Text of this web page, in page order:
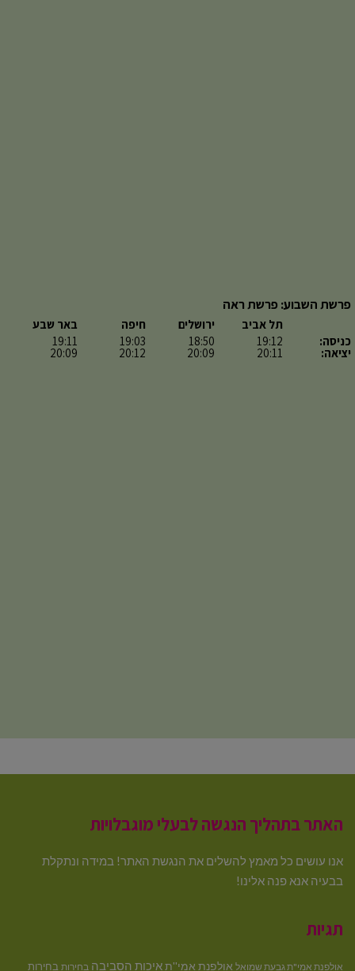
פרשת השבוע: פרשת ראה
כניסה:
יציאה:
תל אביב
19:12
20:11
ירושלים
18:50
20:09
חיפה
19:03
20:12
באר שבע
19:11
20:09
האתר בתהליך הנגשה לבעלי מוגבלויות
אנו עושים כל מאמץ להשלים את הנגשת האתר! במידה ונתקלת
בבעיה אנא פנה אלינו!
תגיות
אולפנת אמי"ת גבעת שמואל אולפנת אמי''תאיכות הסביבה בחירות בחירות